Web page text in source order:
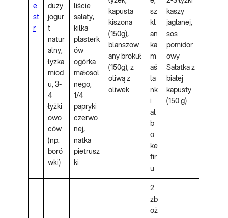
e
st
r
duży
jogur
t
natur
alny,
łyżka
miod
u, 3-
4
łyżki
owo
ców
(np.
boró
wki)
liście
sałaty,
kilka
plasterk
ów
ogórka
małosol
nego,
1/4
papryki
czerwo
nej,
natka
pietrusz
ki
kapusta
kiszona
(150g),
blanszow
any brokuł
(150g), z
oliwą z
oliwek
sz
kl
an
ka
m
aś
la
nk
i
al
b
o
ke
fir
u
kaszy
jaglanej,
sos
pomidor
owy
Sałatka z
białej
kapusty
(150 g)
2
zb
oż